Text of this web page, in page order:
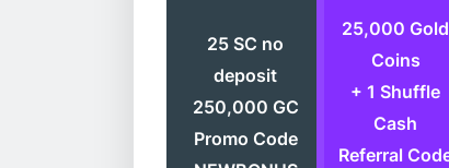
25 SC no
deposit
250,000 GC
Promo Code
25,000 Gold
Coins
+ 1 Shuffle
Cash
Referral